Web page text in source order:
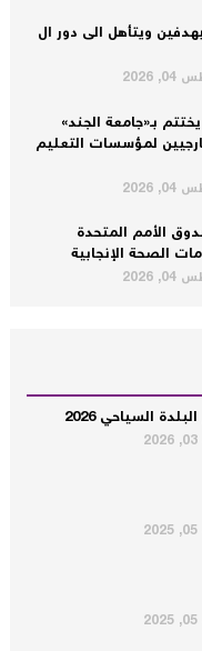
ويتأهل الى دور ال
بـ«جامعة الجند»
لمؤسسات التعليم
المتحدة
الإنجابية
2026